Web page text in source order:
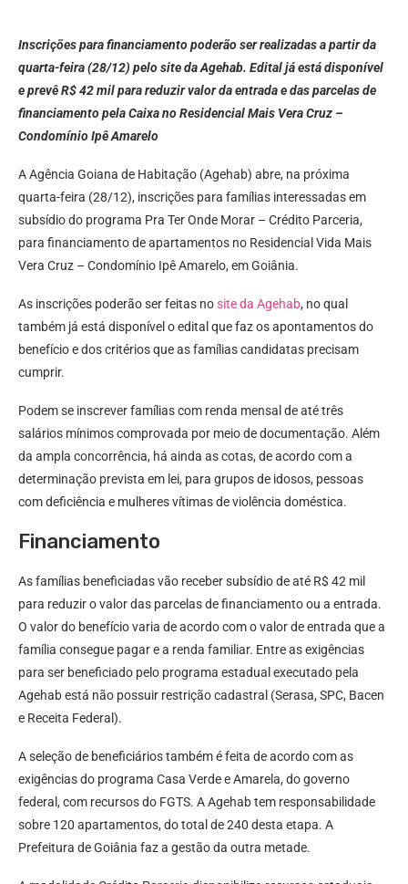
Inscrições para financiamento poderão ser realizadas a partir da
quarta-feira (28/12) pelo site da Agehab. Edital já está disponível
e prevê R$ 42 mil para reduzir valor da entrada e das parcelas de
financiamento pela Caixa no Residencial Mais Vera Cruz –
Condomínio Ipê Amarelo
A Agência Goiana de Habitação (Agehab) abre, na próxima
quarta-feira (28/12), inscrições para famílias interessadas em
subsídio do programa Pra Ter Onde Morar – Crédito Parceria,
para financiamento de apartamentos no Residencial Vida Mais
Vera Cruz – Condomínio Ipê Amarelo, em Goiânia.
As inscrições poderão ser feitas nosite da Agehab, no qual
também já está disponível o edital que faz os apontamentos do
benefício e dos critérios que as famílias candidatas precisam
cumprir.
Podem se inscrever famílias com renda mensal de até três
salários mínimos comprovada por meio de documentação. Além
da ampla concorrência, há ainda as cotas, de acordo com a
determinação prevista em lei, para grupos de idosos, pessoas
com deficiência e mulheres vítimas de violência doméstica.
Financiamento
As famílias beneficiadas vão receber subsídio de até R$ 42 mil
para reduzir o valor das parcelas de financiamento ou a entrada.
O valor do benefício varia de acordo com o valor de entrada que a
família consegue pagar e a renda familiar. Entre as exigências
para ser beneficiado pelo programa estadual executado pela
Agehab está não possuir restrição cadastral (Serasa, SPC, Bacen
e Receita Federal).
A seleção de beneficiários também é feita de acordo com as
exigências do programa Casa Verde e Amarela, do governo
federal, com recursos do FGTS. A Agehab tem responsabilidade
sobre 120 apartamentos, do total de 240 desta etapa. A
Prefeitura de Goiânia faz a gestão da outra metade.